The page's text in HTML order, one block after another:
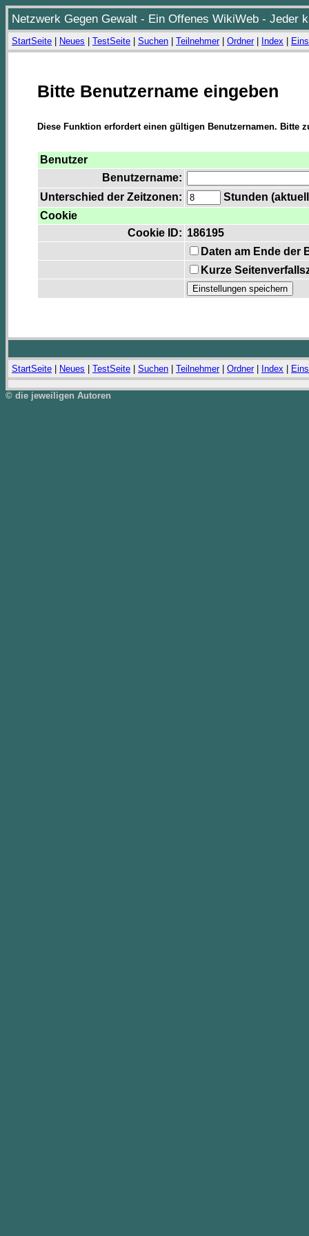
Netzwerk Gegen Gewalt - Ein Offenes WikiWeb - Jeder
StartSeite Neues TestSeite Suchen Teilnehmer| Ordner| Index
Bitte Benutzername eingeben
Diese Funktion erfordert einen gültigen Benutzernamen. Bitte
Benutzer
Benutzername:
Unterschied der Zeitzonen:
Stunden
Cookie
Cookie ID: 186195
Daten am Ende der
Kurze
StartSeite Neues TestSeite Suchen Teilnehmer| Ordner| Index
© die jeweiligen Autoren